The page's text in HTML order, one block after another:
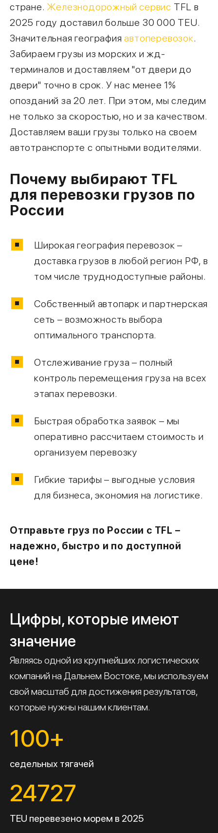
стране.Железнодорожный сервис TFL в
2025 году доставил больше 30 000 TEU.
Значительная географияавтоперевозок.
Забираем грузы из морских и жд-
терминалов и доставляем "от двери до
двери" точно в срок. У нас менее 1%
опозданий за 20 лет. При этом, мы следим
не только за скоростью, но и за качеством.
Доставляем ваши грузы только на своем
автотранспорте с опытными водителями.
Почему выбирают TFL
для перевозки грузов по
России
Широкая география перевозок –
доставка грузов в любой регион РФ, в
том числе труднодоступные районы.
Собственный автопарк и партнерская
сеть – возможность выбора
оптимального транспорта.
Отслеживание груза – полный
контроль перемещения груза на всех
этапах перевозки.
Быстрая обработка заявок – мы
оперативно рассчитаем стоимость и
организуем перевозку
Гибкие тарифы – выгодные условия
для бизнеса, экономия на логистике.
Отправьте груз по России с TFL –
надежно, быстро и по доступной
цене!
Цифры, которые имеют
значение
Являясь одной из крупнейших логистических
компаний на Дальнем Востоке, мы используем
свой масштаб для достижения результатов,
которые нужны нашим клиентам.
100+
седельных тягачей
24727
TEU перевезено морем в 2025